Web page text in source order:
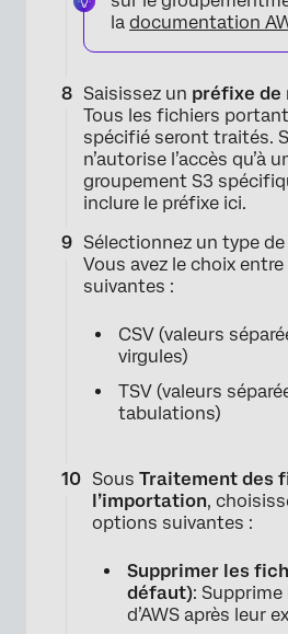
la documentation
Saisissez un préfixe de
Tous les fichiers
spécifié seront traités.
n’autorise l’accès qu’à
groupement S3
inclure le préfixe ici.
Sélectionnez un type
Vous avez le choix
suivantes :
CSV (valeurs
virgules)
TSV (valeurs
tabulations)
Sous Traitement des
l’importation,
options suivantes :
Supprimer les
défaut):
d’AWS après leur